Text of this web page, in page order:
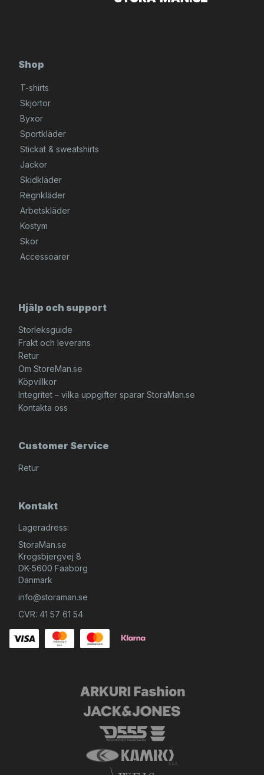
Shop
T-shirts
Skjortor
Byxor
Sportkläder
Stickat & sweatshirts
Jackor
Skidkläder
Regnkläder
Arbetskläder
Kostym
Skor
Accessoarer
Hjälp och support
Storleksguide
Frakt och leverans
Retur
Om StoreMan.se
Köpvillkor
Integritet – vilka uppgifter sparar StoraMan.se
Kontakta oss
Customer Service
Retur
Kontakt
Lageradress:
StoraMan.se
Krogsbjergvej 8
DK-5600 Faaborg
Danmark
info@storaman.se
CVR: 41 57 61 54